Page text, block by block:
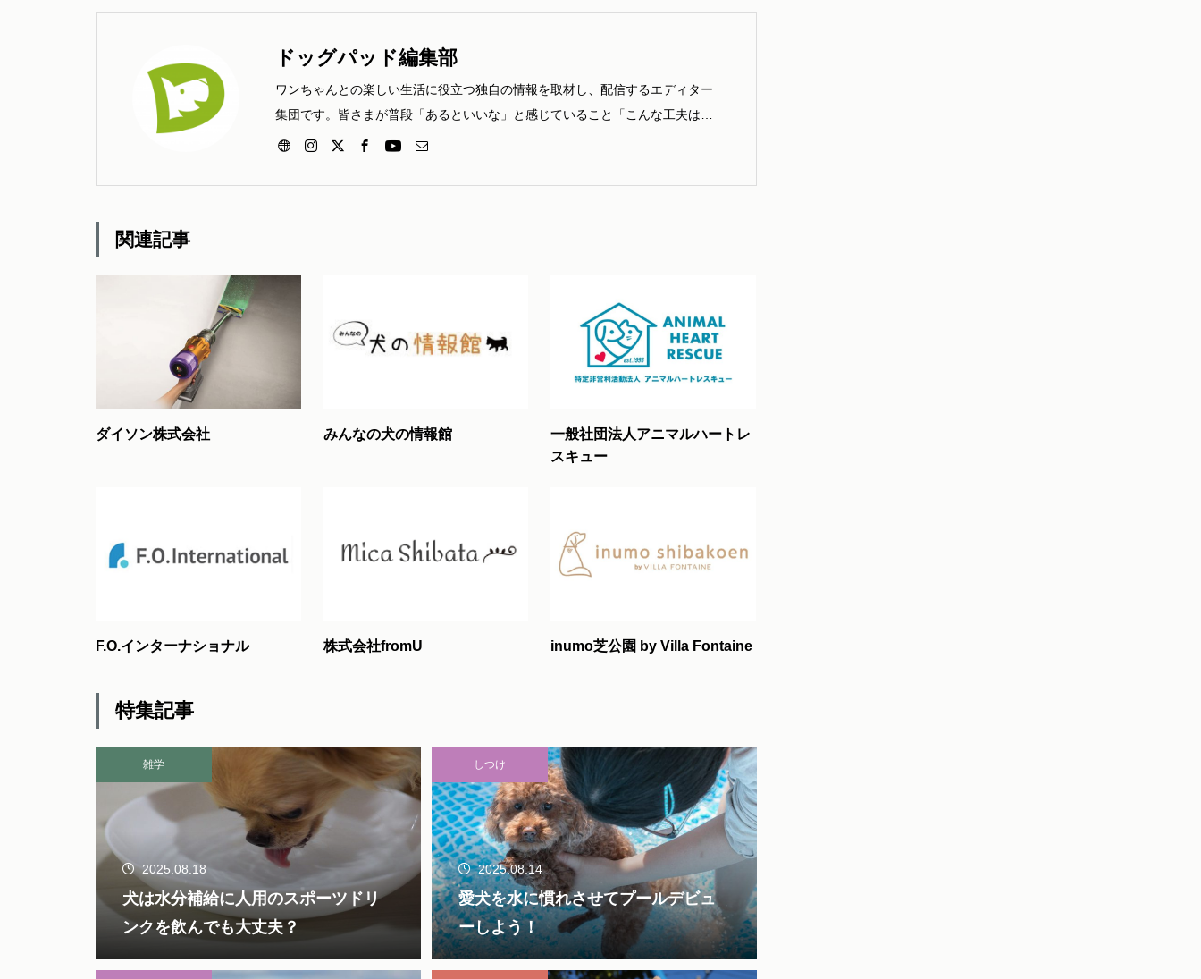
ドッグパッド編集部
ワンちゃんとの楽しい生活に役立つ独自の情報を取材し、配信するエディター
集団です。皆さまが普段「あるといいな」と感じていること「こんな工夫は楽
しいよ」と知らせたいこと、疑問、質問、困りごとなど、どしどしお寄せくだ
関連記事
ダイソン株式会社 みんなの犬の情報館
一般社団法人アニマルハートレ
スキュー
F.O.インターナショナル 株式会社fromU inumo芝公園 by Villa Fontaine
特集記事
雑学
2025.08.18
犬は水分補給に人用のスポーツドリ
ンクを飲んでも大丈夫？
しつけ
2025.08.14
愛犬を水に慣れさせてプールデビュ
ーしよう！